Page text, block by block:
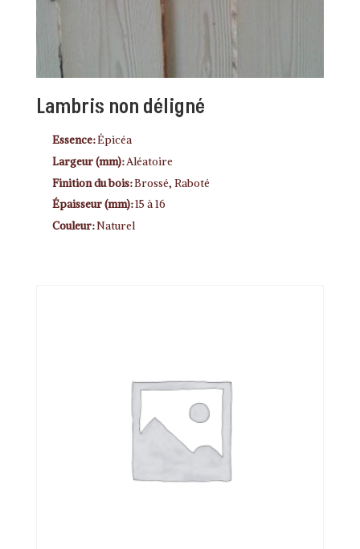
Lambris non déligné
Essence:Épicéa
Largeur (mm):Aléatoire
Finition du bois:Brossé, Raboté
Épaisseur (mm):15 à 16
Couleur:Naturel